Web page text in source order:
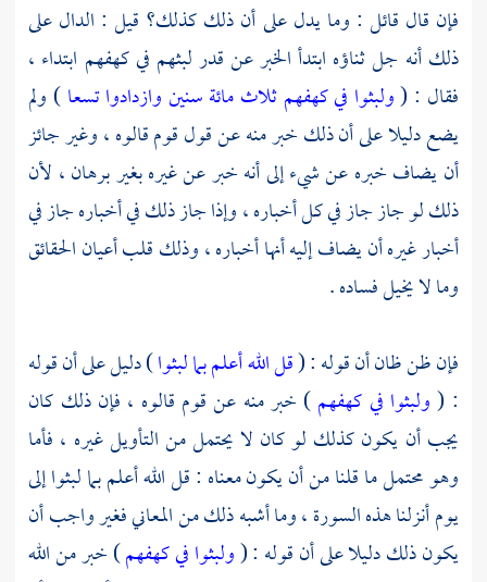
فإن قال قائل : وما يدل على أن ذلك كذلك؟ قيل : الدال على
ذلك أنه جل ثناؤه ابتدأ الخبر عن قدر لبثهم في كهفهم ابتداء ،
فقال : (ولبثوا في كهفهم ثلاث مائة سنين وازدادوا تسعا) ولم
يضع دليلا على أن ذلك خبر منه عن قول قوم قالوه ، وغير جائز
أن يضاف خبره عن شيء إلى أنه خبر عن غيره بغير برهان ، لأن
ذلك لو جاز جاز في كل أخباره ، وإذا جاز ذلك في أخباره جاز في
أخبار غيره أن يضاف إليه أنها أخباره ، وذلك قلب أعيان الحقائق
وما لا يخيل فساده .
فإن ظن ظان أن قوله : (قل الله أعلم بما لبثوا) دليل على أن قوله
: (ولبثوا في كهفهم) خبر منه عن قوم قالوه ، فإن ذلك كان
يجب أن يكون كذلك لو كان لا يحتمل من التأويل غيره ، فأما
وهو محتمل ما قلنا من أن يكون معناه : قل الله أعلم بما لبثوا إلى
يوم أنزلنا هذه السورة ، وما أشبه ذلك من المعاني فغير واجب أن
يكون ذلك دليلا على أن قوله : (ولبثوا في كهفهم) خبر من الله